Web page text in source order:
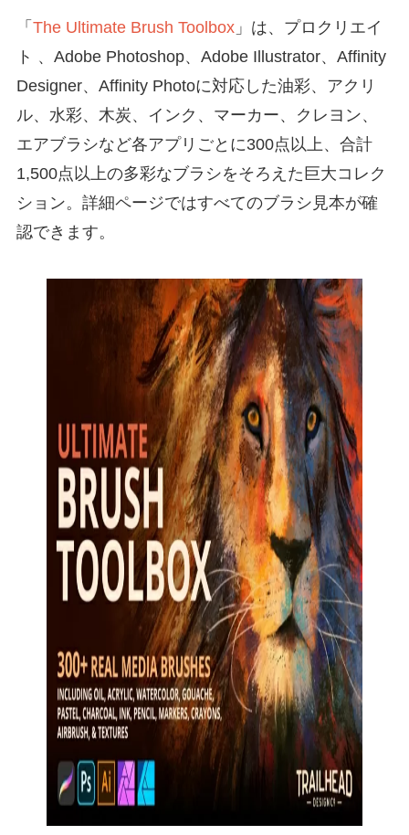
「 The Ultimate Brush Toolbox」は、プロクリエイ
ト 、Adobe Photoshop、Adobe Illustrator、Affinity
Designer、Affinity Photoに対応した油彩、アクリ
ル、水彩、木炭、インク、マーカー、クレヨン、
エアブラシなど各アプリごとに300点以上、合計
1,500点以上の多彩なブラシをそろえた巨大コレク
ション。詳細ページではすべてのブラシ見本が確
認できます。